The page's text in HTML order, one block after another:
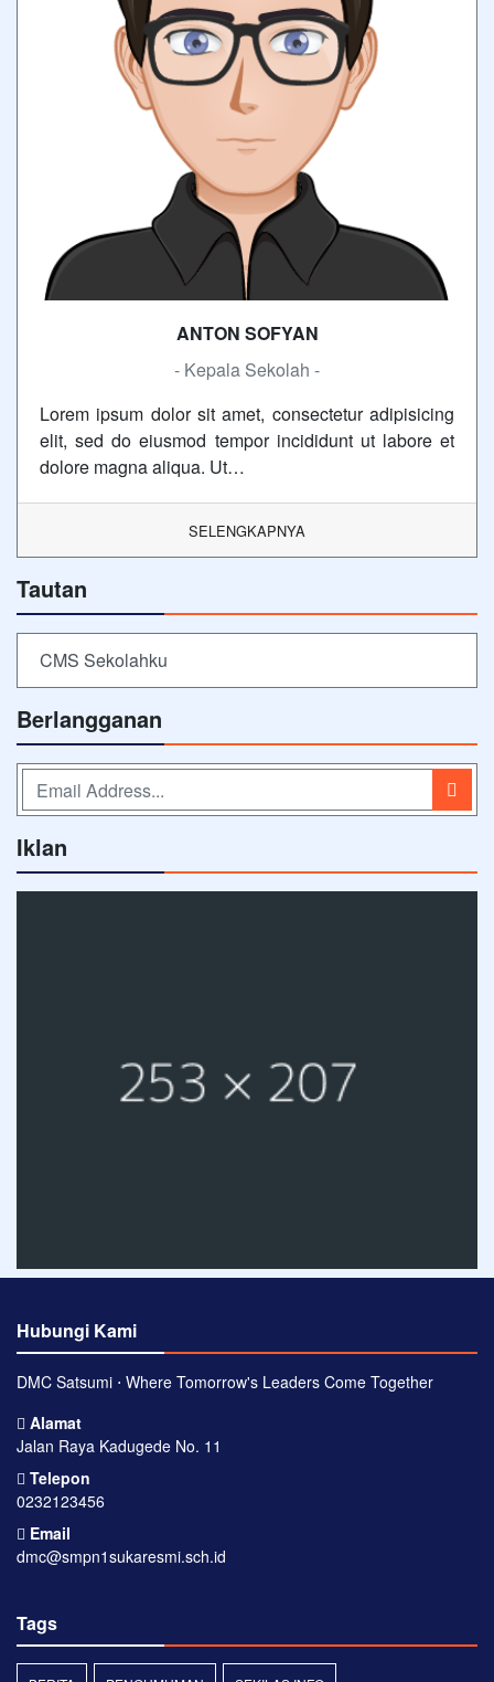
ANTON SOFYAN
- Kepala Sekolah -
Lorem ipsum dolor sit amet, consectetur adipisicing
elit, sed do eiusmod tempor incididunt ut labore et
dolore magna aliqua. Ut…
SELENGKAPNYA
Tautan
CMS Sekolahku
Berlangganan
Iklan
Hubungi Kami
DMC Satsumi ⋅ Where Tomorrow's Leaders Come Together
Alamat
Jalan Raya Kadugede No. 11
Telepon
0232123456
Email
dmc@smpn1sukaresmi.sch.id
Tags